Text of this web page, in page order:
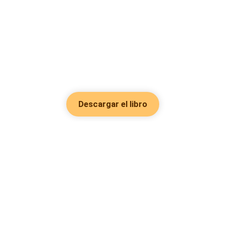
Descargar el libro